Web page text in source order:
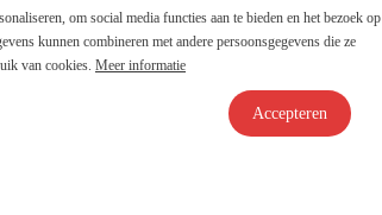
Dividend
Crypto koopgids
om social media functies aan te bieden en het bezoek op
kunnen combineren met andere persoonsgegevens die ze
van cookies. Meer informatie
Accepteren